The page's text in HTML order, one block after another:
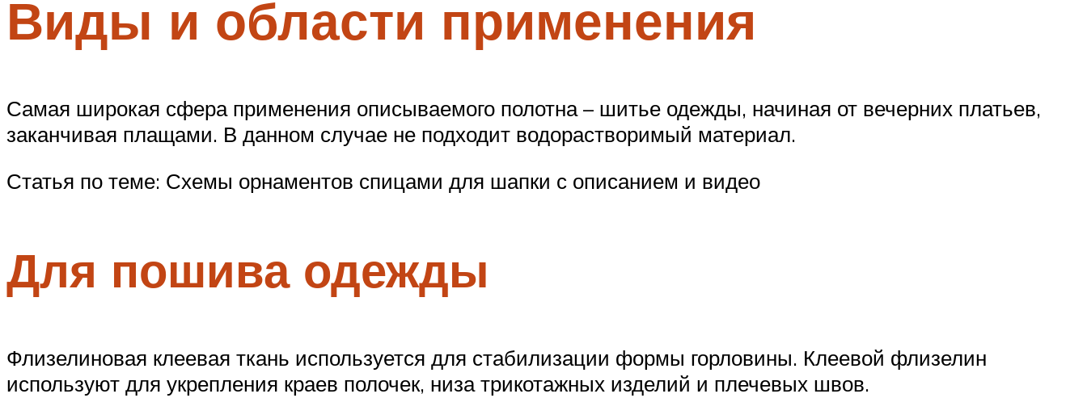
Виды и области применения
Самая широкая сфера применения описываемого полотна – шитье одежды, начиная от вечерних платьев,
заканчивая плащами. В данном случае не подходит водорастворимый материал.
Статья по теме: Схемы орнаментов спицами для шапки с описанием и видео
Для пошива одежды
Флизелиновая клеевая ткань используется для стабилизации формы горловины. Клеевой флизелин
используют для укрепления краев полочек, низа трикотажных изделий и плечевых швов.